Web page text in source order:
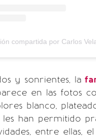
compartida por Carlos
y sonrientes, la
en las fotos
blanco,
les han permitido
entre ellas,